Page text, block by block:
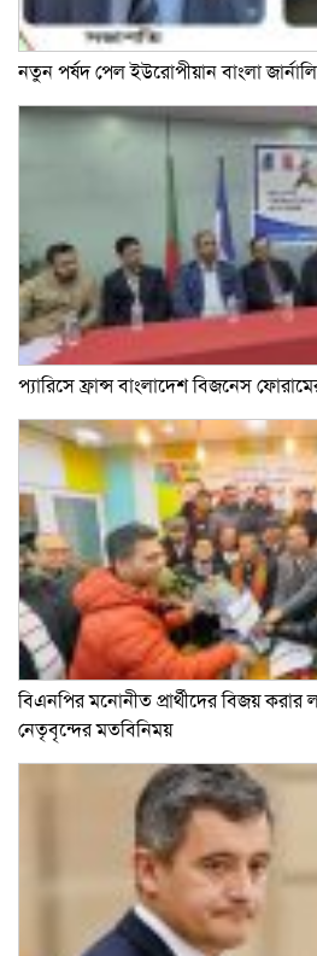
নতুন পর্ষদ পেল ইউরোপীয়ান বাংলা
প্যারিসে ফ্রান্স বাংলাদেশ বিজনেস
বিএনপির মনোনীত প্রার্থীদের বিজয় করার
নেতৃবৃন্দের মতবিনিময়